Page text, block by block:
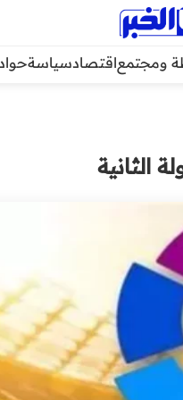
ومجتمعاقتصادسياسة
الثانية